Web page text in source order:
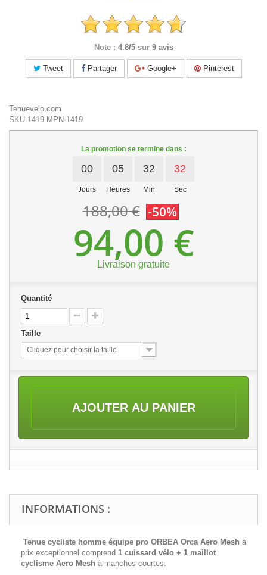
Note : 4.8/5 sur 9 avis
Tweet Partager Google+ Pinterest
Tenuevelo.com
SKU-1419 MPN-1419
La promotion se termine dans :
00
Jours
05
Heures
32
Min
31
Sec
188,00 € -50%
94,00 €
Livraison gratuite
Quantité
Taille
Cliquez pour choisir la taille
AJOUTER AU PANIER
INFORMATIONS :
Tenue cycliste homme équipe pro ORBEA Orca Aero Mesh à
prix exceptionnel comprend 1 cuissard vélo + 1 maillot
cyclisme Aero Mesh à manches courtes.